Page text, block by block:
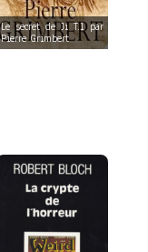
Le secret de Ji T.1 par
Pierre Grimbert